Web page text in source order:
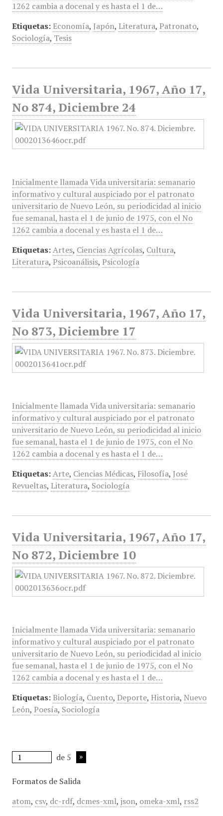
1262 cambia a docenal y es hasta el 1 de…
Etiquetas: Economía, Japón, Literatura, Patronato,
Sociología, Tesis
Vida Universitaria, 1967, Año 17,
No 874, Diciembre 24
Inicialmente llamada Vida universitaria: semanario
informativo y cultural auspiciado por el patronato
universitario de Nuevo León, su periodicidad al inicio
fue semanal, hasta el 1 de junio de 1975, con el No
1262 cambia a docenal y es hasta el 1 de…
Etiquetas: Artes, Ciencias Agrícolas, Cultura,
Literatura, Psicoanálisis, Psicología
Vida Universitaria, 1967, Año 17,
No 873, Diciembre 17
Inicialmente llamada Vida universitaria: semanario
informativo y cultural auspiciado por el patronato
universitario de Nuevo León, su periodicidad al inicio
fue semanal, hasta el 1 de junio de 1975, con el No
1262 cambia a docenal y es hasta el 1 de…
Etiquetas: Arte, Ciencias Médicas, Filosofía, José
Revueltas, Literatura, Sociología
Vida Universitaria, 1967, Año 17,
No 872, Diciembre 10
Inicialmente llamada Vida universitaria: semanario
informativo y cultural auspiciado por el patronato
universitario de Nuevo León, su periodicidad al inicio
fue semanal, hasta el 1 de junio de 1975, con el No
1262 cambia a docenal y es hasta el 1 de…
Etiquetas: Biología, Cuento, Deporte, Historia, Nuevo
León, Poesía, Sociología
de 5
Formatos de Salida
atom, csv, dc-rdf, dcmes-xml, json, omeka-xml, rss2